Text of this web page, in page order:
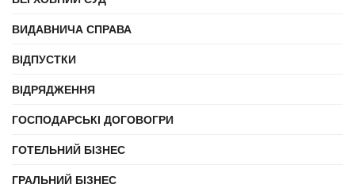
ВИДАВНИЧА СПРАВА
ВІДПУСТКИ
ВІДРЯДЖЕННЯ
ГОСПОДАРСЬКІ ДОГОВОГРИ
ГОТЕЛЬНИЙ БІЗНЕС
ГРАЛЬНИЙ БІЗНЕС